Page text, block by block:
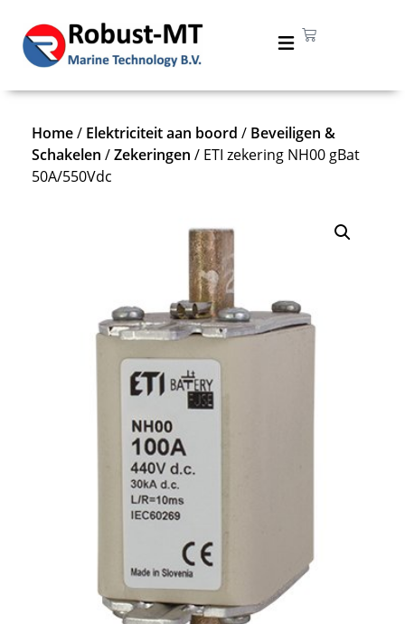
Home/ Elektriciteit aan boord / Beveiligen &
Schakelen /Zekeringen / ETI zekering NH00 gBat
50A/550Vdc